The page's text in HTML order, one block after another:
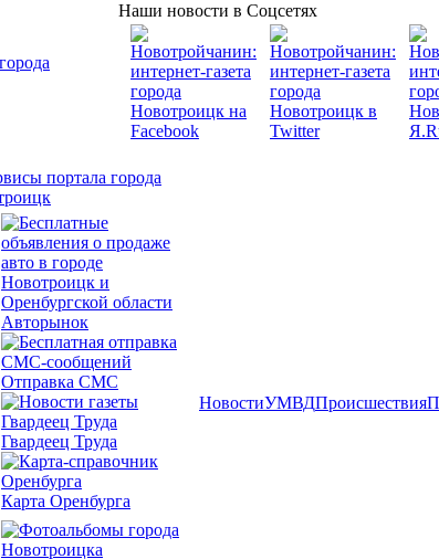
Наши новости в Соцсетях
Авторынок
Отправка СМС
Гвардеец Труда
Карта Оренбурга
НовостиУМВДПроисшествия